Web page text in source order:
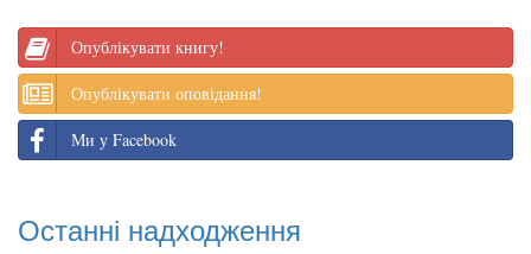
Опублікувати книгу!
Опублікувати оповідання!
Ми у Facebook
Останні надходження